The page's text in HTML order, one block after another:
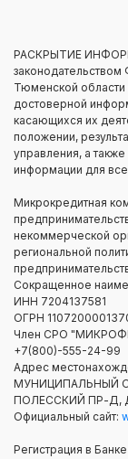
РАСКРЫТИЕ
Тюменской
достоверной
касающихся их
положении,
управления, а
информации для
Микрокредитная
некоммерческой
региональной
Сокращенное
ИНН 7204137581
ОГРН
Член СРО
+7(800)-555-24-99
Адрес
МУНИЦИПАЛЬНЫЙ
ПОЛЕССКИЙ ПР-Д,
Официальный сайт:
Регистрация в